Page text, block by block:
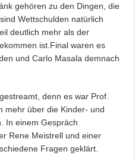
gehören zu den Dingen, die
Wettschulden natürlich
deutlich mehr als der
ist. Final waren es
und Carlo Masala demnach
denn es war Prof.
mehr über die Kinder- und
In einem Gespräch
Rene Meistrell und einer
Fragen geklärt.